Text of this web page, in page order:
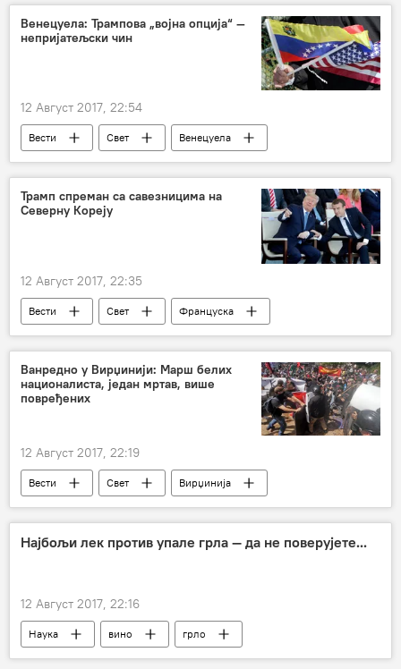
Венецуела: Трампова „војна опција“ —
непријатељски чин
12 Август 2017, 22:54
Вести Свет Венецуела
Трамп спреман са савезницима на
Северну Кореју
12 Август 2017, 22:35
Вести Свет
Француска
Северна Кореја
Доналд Трамп
Емануел Макрон
мере
телефонски разговор
Ванредно у Вирџинији: Mарш белих
националиста, један мртав, више
повређених
12 Август 2017, 22:19
Вести Свет
Вирџинија
Шарлотсвил
десничари
Најбољи лек против упале грла — да не поверујете...
12 Август 2017, 22:16
Наука вино
грло
упала грла
Друштво